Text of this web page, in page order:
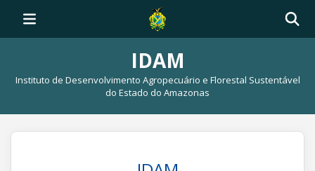
IDAM
Instituto de Desenvolvimento Agropecuário e Florestal Sustentável
do Estado do Amazonas